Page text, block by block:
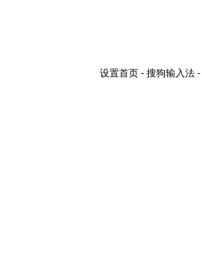
设置首页 - 搜狗输入法 -